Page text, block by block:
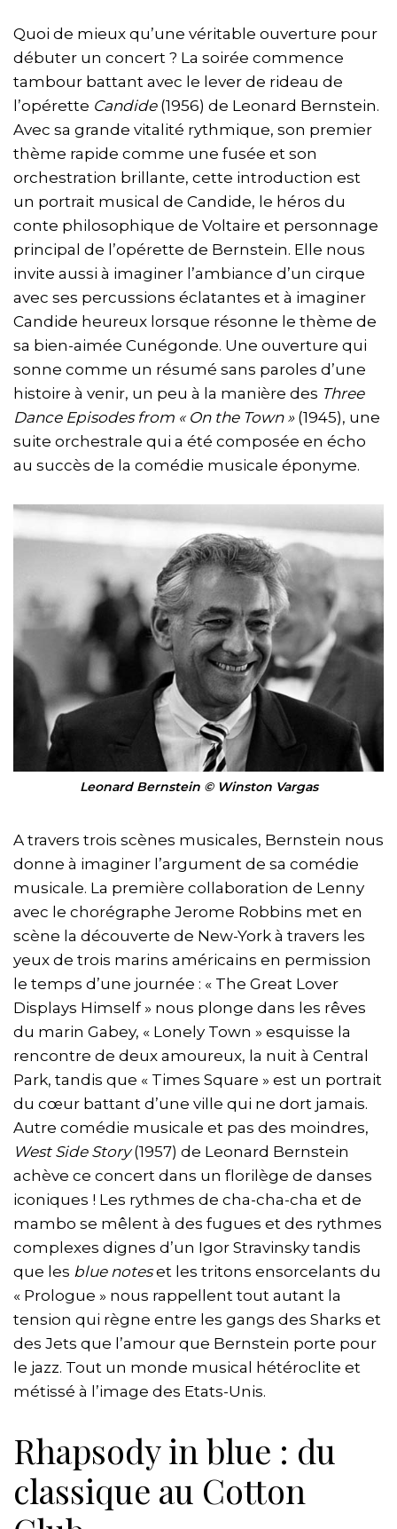
Quoi de mieux qu’une véritable ouverture pour
débuter un concert ? La soirée commence
tambour battant avec le lever de rideau de
l’opérette Candide (1956) de Leonard Bernstein.
Avec sa grande vitalité rythmique, son premier
thème rapide comme une fusée et son
orchestration brillante, cette introduction est
un portrait musical de Candide, le héros du
conte philosophique de Voltaire et personnage
principal de l’opérette de Bernstein. Elle nous
invite aussi à imaginer l’ambiance d’un cirque
avec ses percussions éclatantes et à imaginer
Candide heureux lorsque résonne le thème de
sa bien-aimée Cunégonde. Une ouverture qui
sonne comme un résumé sans paroles d’une
histoire à venir, un peu à la manière des Three
Dance Episodes from « On the Town »(1945), une
suite orchestrale qui a été composée en écho
au succès de la comédie musicale éponyme.
Leonard Bernstein © Winston Vargas
A travers trois scènes musicales, Bernstein nous
donne à imaginer l’argument de sa comédie
musicale. La première collaboration de Lenny
avec le chorégraphe Jerome Robbins met en
scène la découverte de New-York à travers les
yeux de trois marins américains en permission
le temps d’une journée : « The Great Lover
Displays Himself » nous plonge dans les rêves
du marin Gabey, « Lonely Town » esquisse la
rencontre de deux amoureux, la nuit à Central
Park, tandis que « Times Square » est un portrait
du cœur battant d’une ville qui ne dort jamais.
Autre comédie musicale et pas des moindres,
West Side Story(1957) de Leonard Bernstein
achève ce concert dans un florilège de danses
iconiques ! Les rythmes de cha-cha-cha et de
mambo se mêlent à des fugues et des rythmes
complexes dignes d’un Igor Stravinsky tandis
que les blue noteset les tritons ensorcelants du
« Prologue » nous rappellent tout autant la
tension qui règne entre les gangs des Sharks et
des Jets que l’amour que Bernstein porte pour
le jazz. Tout un monde musical hétéroclite et
métissé à l’image des Etats-Unis.
Rhapsody in blue : du
classique au Cotton